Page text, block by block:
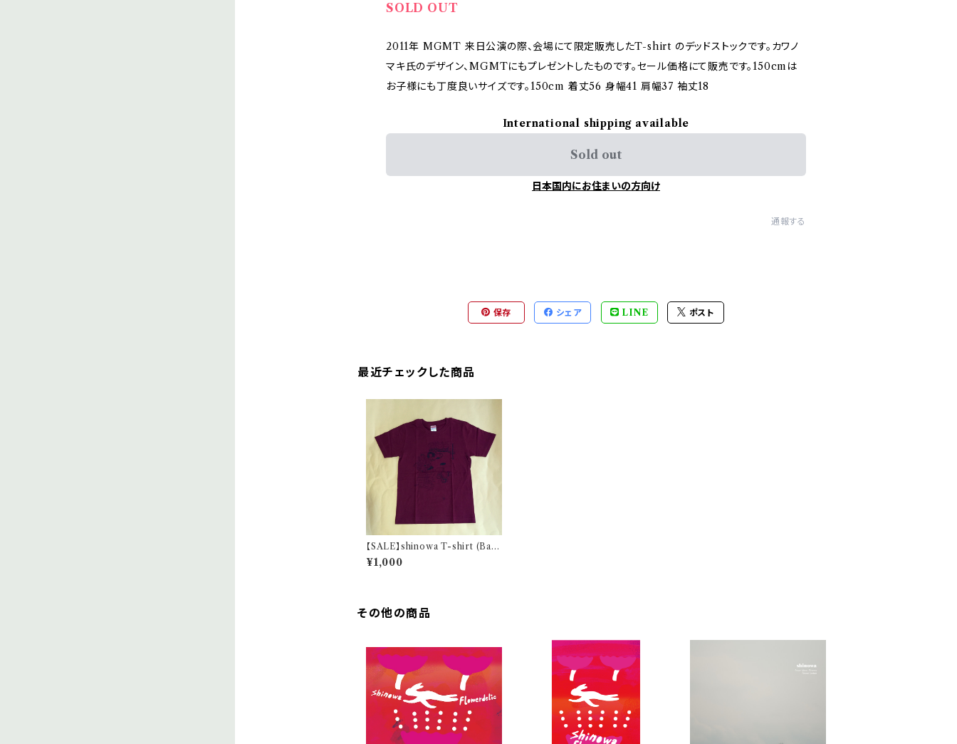
SOLD OUT
2011年 MGMT 来日公演の際、会場にて限定販売したT-shirt のデッドストックです。カワノ
マキ氏のデザイン、MGMTにもプレゼントしたものです。セール価格にて販売です。150cmは
お子様にも丁度良いサイズです。150cm 着丈56 身幅41 肩幅37 袖丈18
International shipping available
Sold out
日本国内にお住まいの方向け
通報する
保存 シェア LINE ポスト
最近チェックした商品
【SALE】shinowa T-shirt (Bar
gandi/150cm)
¥1,000
その他の商品